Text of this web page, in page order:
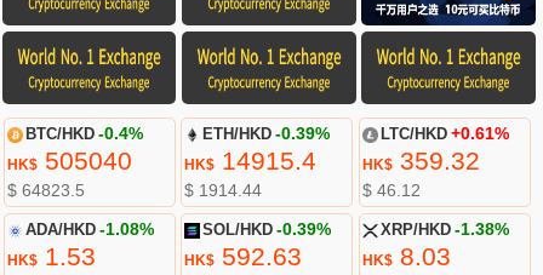
BTC/HKD -0.4%
HK$505040
$ 64823.5
ETH/HKD -0.39%
HK$ 14915.4
$ 1914.44
LTC/HKD +0.61%
HK$359.32
$ 46.12
ADA/HKD -1.08%
HK$1.53
SOL/HKD -0.39%
HK$ 592.63
XRP/HKD -1.38%
HK$8.03